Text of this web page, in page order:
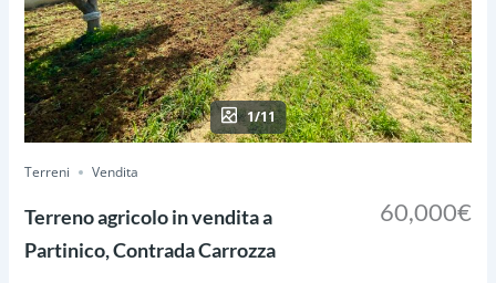
1/11
Terreni Vendita
Terreno agricolo in vendita a
Partinico, Contrada Carrozza
60,000€